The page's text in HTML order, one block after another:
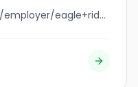
jobbank.gc.ca/browsejobs/employer/eagle+ridge+medical+clinic/ca